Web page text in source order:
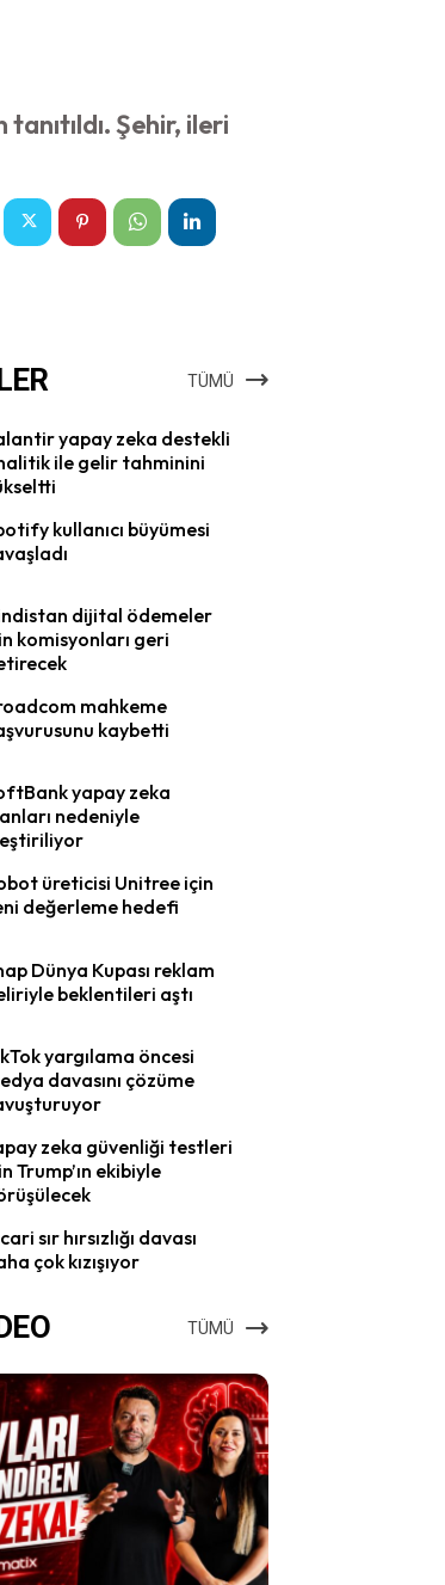
Şehir, ileri
TÜMÜ
yapay zeka destekli
ile gelir tahminini
kullanıcı büyümesi
dijital ödemeler
komisyonları geri
mahkeme
kaybetti
yapay zeka
nedeniyle
üreticisi Unitree için
değerleme hedefi
Dünya Kupası reklam
beklentileri aştı
yargılama öncesi
davasını çözüme
zeka güvenliği testleri
Trump’ın ekibiyle
sır hırsızlığı davası
çok kızışıyor
TÜMÜ